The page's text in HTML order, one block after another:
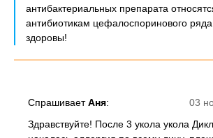
антибактериальных препарата
антибиотикам цефалоспоринового
здоровы!
03
СпрашиваетАня:
Здравствуйте! После 3 укола укола